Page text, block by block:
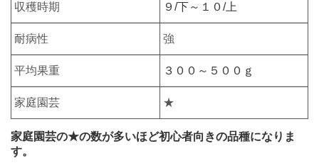
収穫時期 ９/下～１０/上
耐病性 強
平均果重 ３００～５００ｇ
家庭園芸 ★
家庭園芸の★の数が多いほど初心者向きの品種になりま
す。